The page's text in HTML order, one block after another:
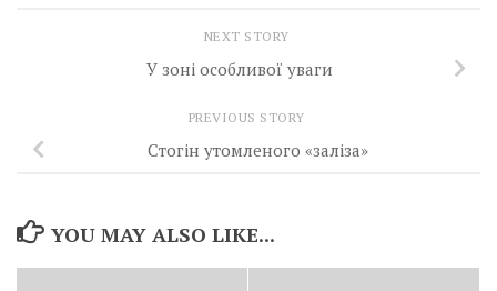
NEXT STORY
У зоні особливої уваги
PREVIOUS STORY
Стогін утомленого «заліза»
YOU MAY ALSO LIKE...